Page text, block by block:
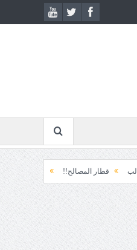
قطار المصالح!! ابتسامة الطوارئ!